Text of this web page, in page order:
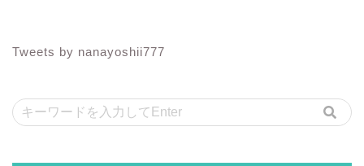
Tweets by nanayoshii777